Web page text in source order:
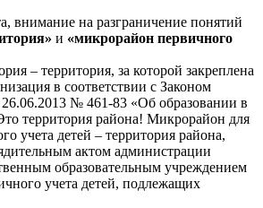
внимание на разграничение понятий
и «микрорайон первичного
– территория, за которой закреплена
в соответствии с Законом
№ 461-83 «Об образовании в
территория района! Микрорайон для
учета детей – территория района,
актом администрации
образовательным учреждением
учета детей, подлежащих